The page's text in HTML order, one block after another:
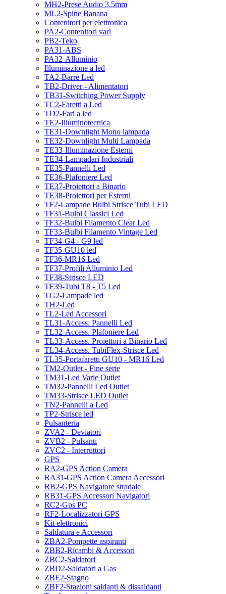
MH2-Prese Audio 3,5mm
ML2-Spine Banana
Contenitori per elettronica
PA2-Contenitori vari
PB2-Teko
PA31-ABS
PA32-Alluminio
Illuminazione a led
TA2-Barre Led
TB2-Driver - Alimentatori
TB31-Switching Power Supply
TC2-Faretti a Led
TD2-Fari a led
TE2-Illuminotecnica
TE31-Downlight Mono lampada
TE32-Downlight Multi Lampada
TE33-Illuminazione Esterni
TE34-Lampadari Industriali
TE35-Pannelli Led
TE36-Plafoniere Led
TE37-Proiettori a Binario
TE38-Proiettori per Esterni
TF2-Lampade Bulbi Strisce Tubi LED
TF31-Bulbi Classici Led
TF32-Bulbi Filamento Clear Led
TF33-Bulbi Filamento Vintage Led
TF34-G4 - G9 led
TF35-GU10 led
TF36-MR16 Led
TF37-Profili Alluminio Led
TF38-Strisce LED
TF39-Tubi T8 - T5 Led
TG2-Lampade led
TH2-Led
TL2-Led Accessori
TL31-Access. Pannelli Led
TL32-Access. Plafoniere Led
TL33-Access. Proiettori a Binario Led
TL34-Access. TubiFlex-Strisce Led
TL35-Portafaretti GU10 - MR16 Led
TM2-Outlet - Fine serie
TM31-Led Varie Outlet
TM32-Pannelli Led Outlet
TM33-Strisce LED Outlet
TN2-Pannelli a Led
TP2-Strisce led
Pulsanteria
ZVA2 - Deviatori
ZVB2 - Pulsanti
ZVC2 - Interruttori
GPS
RA2-GPS Action Camera
RA31-GPS Action Camera Accessori
RB2-GPS Navigatore stradale
RB31-GPS Accessori Navigatori
RC2-Gps PC
RF2-Localizzatori GPS
Kit elettronici
Saldatura e Accessori
ZBA2-Pompette aspiranti
ZBB2-Ricambi & Accessori
ZBC2-Saldatori
ZBD2-Saldatori a Gas
ZBE2-Stagno
ZBF2-Stazioni saldanti & dissaldanti